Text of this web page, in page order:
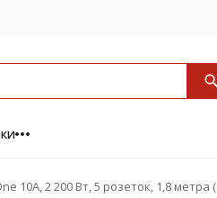
10A, 2 200 Вт, 5 розеток, 1,8 метра